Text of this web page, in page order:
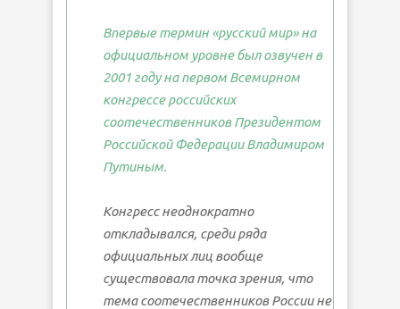
Впервые термин «русский мир» на
официальном уровне был озвучен в
2001 году на первом Всемирном
конгрессе российских
соотечественников Президентом
Российской Федерации Владимиром
Путиным.
Конгресс неоднократно
откладывался, среди ряда
официальных лиц вообще
существовала точка зрения, что
тема соотечественников России не